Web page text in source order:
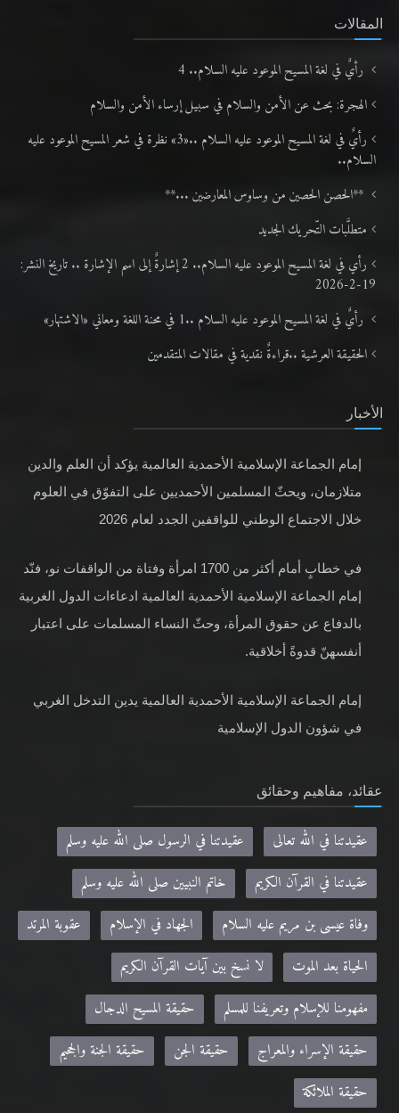
المقالات
رأيٌ في لغة المسيح الموعود عليه السلام.. 4
الهجرة: بحث عن الأمن والسلام في سبيل إرساء الأمن والسلام
رأيٌ في لغة المسيح الموعود عليه السلام ..«3» نظرة في شعر المسيح الموعود عليه
السلام..
**الحصن الحصين من وساوس المعارضين ...**
متطلَّبات التّحريك الجديد
رأي في لغة المسيح الموعود عليه السلام.. 2 إشارةٌ إلى اسم الإشارة .. تاريخ النشر:
19-2-2026
رأيٌ في لغة المسيح الموعود عليه السلام ..1 في محنة اللغة ومعاني «الاشتهار»
الحقيقة العرشية ..قراءةٌ نقدية في مقالات المتقدمين
الأخبار
إمام الجماعة الإسلامية الأحمدية العالمية يؤكد أن العلم والدين
متلازمان، ويحثّ المسلمين الأحمديين على التفوّق في العلوم
خلال الاجتماع الوطني للواقفين الجدد لعام 2026
في خطابٍ أمام أكثر من 1700 امرأة وفتاة من الواقفات نو، فنّد
إمام الجماعة الإسلامية الأحمدية العالمية ادعاءات الدول الغربية
بالدفاع عن حقوق المرأة، وحثّ النساء المسلمات على اعتبار
أنفسهنّ قدوةً أخلاقية.
إمام الجماعة الإسلامية الأحمدية العالمية يدين التدخل الغربي
في شؤون الدول الإسلامية
عقائد، مفاهيم وحقائق
عقيدتنا في الله تعالى
عقيدتنا في الرسول صلى الله عليه وسلم
عقيدتنا في القرآن الكريم
خاتم النبيين صلى الله عليه وسلم
وفاة عيسى بن مريم عليه السلام
الجهاد في الإسلام
عقوبة المرتد
الحياة بعد الموت
لا نسخ بين آيات القرآن الكريم
مفهومنا للإسلام وتعريفنا للمسلم
حقيقة المسيح الدجال
حقيقة الإسراء والمعراج
حقيقة الجن
حقيقة الجنة والجحيم
حقيقة الملائكة